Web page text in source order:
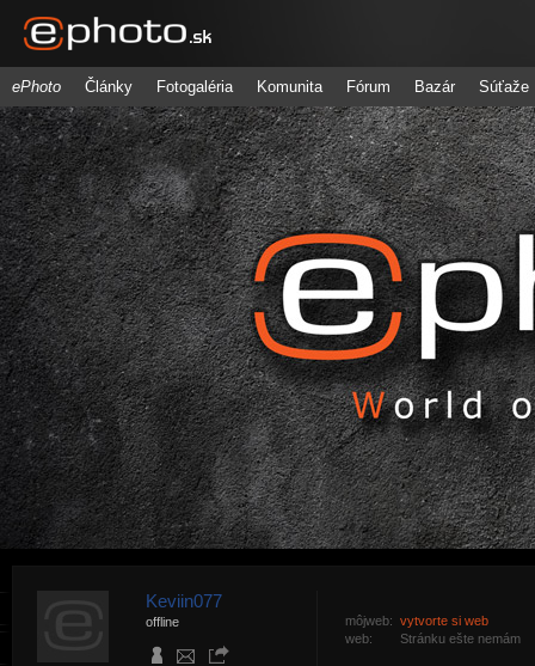
ePhoto Články Fotogaléria Komunita Fórum Bazár Súťaže
Keviin077
offline môjweb: vytvorte si web
web:
Stránku ešte nemám